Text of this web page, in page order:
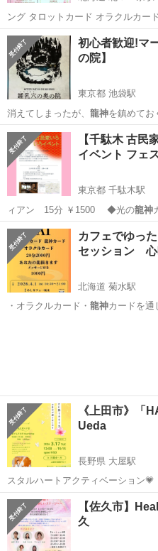
ング タロットカード オラクルカード
20分2…
北海道 札幌市 北３４条駅
初心者歓迎!マ
の院】
東京都 池袋駅
消えてしまったが、 龍神
顎がひとりを呑み…
東京 豊島区 池袋駅 その
【千駄木 古民
イベント フェ
東京都 千駄木駅
ィアン 15分 ￥1500 ◆光の龍神
￥1500 …
東京 文京区 そ
カフェでゆっ
セッション 心
北海道 菊水駅
・オラクルカード・ 龍神
《上田市》「
Ueda
長野県 大屋駅
スタルハートアクティベーション💗
ー＆サ…
長野 上田市 大屋駅
【佐久市】
久